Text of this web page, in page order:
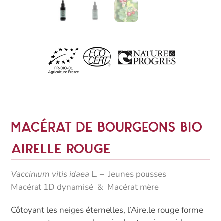
Macérat de bourgeons bio
Airelle rouge
Vaccinium vitis idaea L. – Jeunes pousses
Macérat 1D dynamisé & Macérat mère
Côtoyant les neiges éternelles, l’Airelle rouge forme